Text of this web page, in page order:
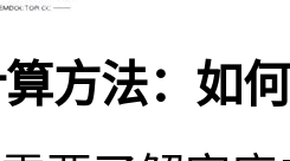
方法：如